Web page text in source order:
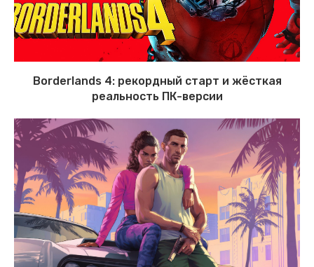
Borderlands 4: рекордный старт и жёсткая
реальность ПК-версии